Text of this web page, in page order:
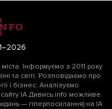
Інформуємо з 2011 року
та світі. Розповідаємо про
і бізнес. Аналізуємо
ІА Дивись.info можливе
— гіперпосилання) на ІА